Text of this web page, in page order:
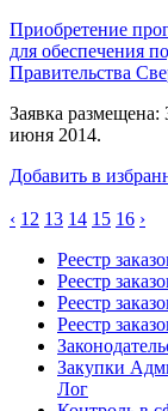
Приобретение
для обеспечения
Правительства
Заявка
июня 2014.
Добавить в
‹ 12 13 14 15 16 ›
Реестр
Реестр
Реестр
Реестр
Закупки
Лог